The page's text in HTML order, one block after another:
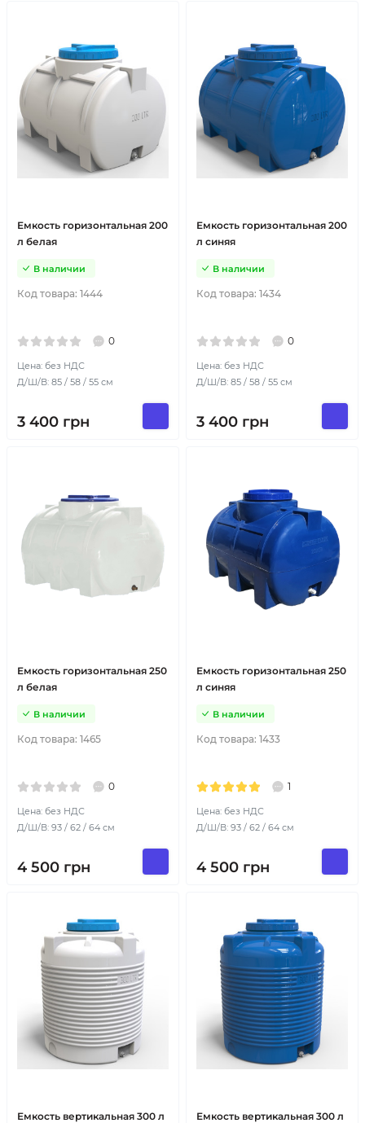
Емкость горизонтальная 200
л белая
Код товара: 1444
В наличии
0
Цена: без НДС
Д/Ш/В: 85 / 58 / 55 см
3 400 грн
Емкость горизонтальная 200
л синяя
Код товара: 1434
В наличии
0
Цена: без НДС
Д/Ш/В: 85 / 58 / 55 см
3 400 грн
Емкость горизонтальная 250
л белая
Код товара: 1465
В наличии
0
Цена: без НДС
Д/Ш/В: 93 / 62 / 64 см
4 500 грн
Емкость горизонтальная 250
л синяя
Код товара: 1433
В наличии
1
Цена: без НДС
Д/Ш/В: 93 / 62 / 64 см
4 500 грн
Емкость вертикальная 300 л
Емкость вертикальная 300 л